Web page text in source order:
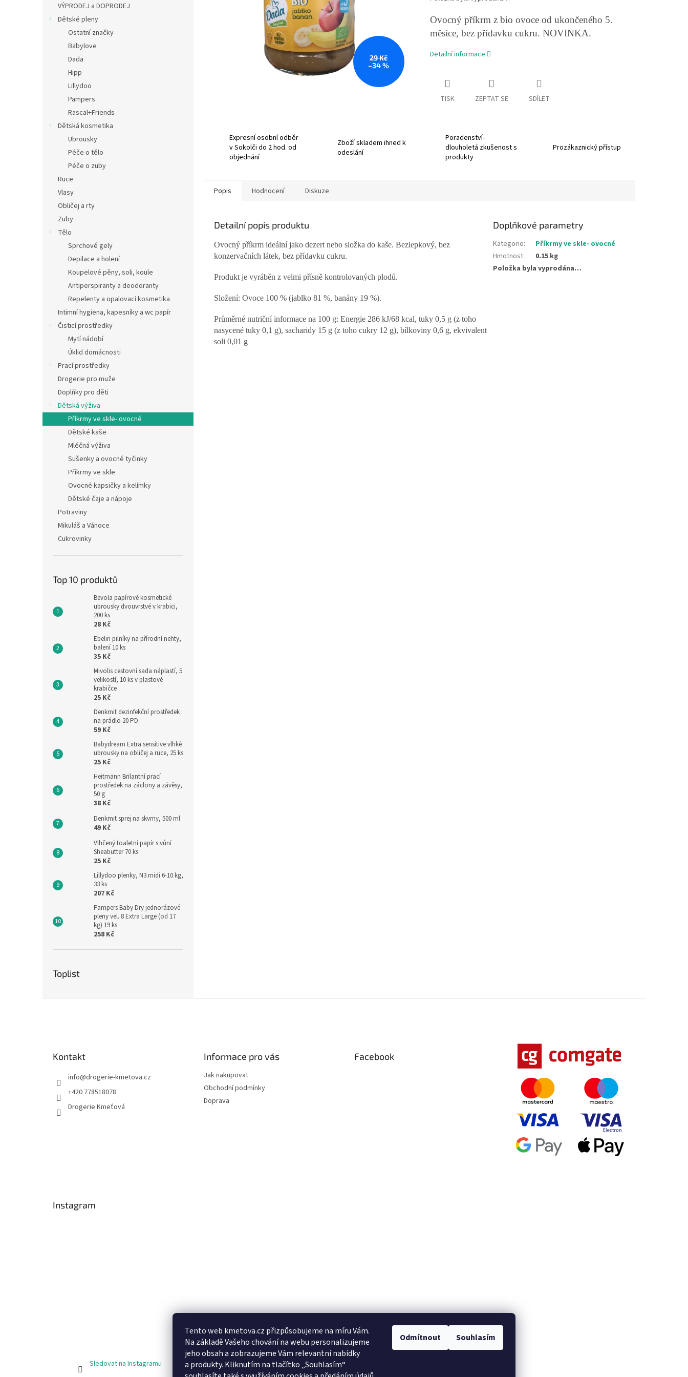
Tento web kmetova.cz přizpůsobujeme na míru Vám.
Na základě Vašeho chování na webu personalizujeme
jeho obsah a zobrazujeme Vám relevantní nabídky
a produkty. Kliknutím na tlačítko „Souhlasím“
Odmítnout Souhlasím
VÝPRODEJ a DOPRODEJ
Dětské pleny
Ostatní značky
Babylove
Dada
Hipp
Lillydoo
Pampers
Rascal+Friends
Dětská kosmetika
Ubrousky
Péče o tělo
Péče o zuby
Ruce
Vlasy
Obličej a rty
Zuby
Tělo
Sprchové gely
Depilace a holení
Koupelové pěny, soli, koule
Antiperspiranty a deodoranty
Repelenty a opalovací kosmetika
Intimní hygiena, kapesníky a wc papír
Čisticí prostředky
Mytí nádobí
Úklid domácnosti
Prací prostředky
Drogerie pro muže
Doplňky pro děti
Dětská výživa
Příkrmy ve skle- ovocné
Dětské kaše
Mléčná výživa
Sušenky a ovocné tyčinky
Příkrmy ve skle
Ovocné kapsičky a kelímky
Dětské čaje a nápoje
Potraviny
Mikuláš a Vánoce
Cukrovinky
Top 10 produktů
Bevola papírové kosmetické
ubrousky dvouvrstvé v krabici,
200 ks
28 Kč
Ebelin pilníky na přírodní nehty,
balení 10 ks
35 Kč
Mivolis cestovní sada náplastí, 5
velikostí, 10 ks v plastové
krabičce
25 Kč
Denkmit dezinfekční prostředek
na prádlo 20 PD
59 Kč
Babydream Extra sensitive vlhké
ubrousky na obličej a ruce, 25 ks
25 Kč
Heitmann Brilantní prací
prostředek na záclony a závěsy,
50 g
38 Kč
Denkmit sprej na skvrny, 500 ml
49 Kč
Vlhčený toaletní papír s vůní
Sheabutter 70 ks
25 Kč
Lillydoo plenky, N3 midi 6-10 kg,
33 ks
207 Kč
Pampers Baby Dry jednorázové
pleny vel. 8 Extra Large (od 17
kg) 19 ks
258 Kč
Toplist
29 Kč
–34 %
Ovocný příkrm z bio ovoce od ukončeného 5.
měsíce, bez přídavku cukru. NOVINKA.
Detailní informace
TISK ZEPTAT SE SDÍLET
Expresní osobní odběr
v Sokolči do 2 hod. od
objednání
Zboží skladem ihned k
odeslání
Poradenství-
dlouholetá zkušenost s
produkty
Prozákaznický přístup
Popis Hodnocení Diskuze
Detailní popis produktu
Ovocný příkrm ideální jako dezert nebo složka do kaše. Bezlepkový, bez
konzervačních látek, bez přídavku cukru.
Produkt je vyráběn z velmi přísně kontrolovaných plodů.
Složení: Ovoce 100 % (jablko 81 %, banány 19 %).
Průměrné nutriční informace na 100 g: Energie 286 kJ/68 kcal, tuky 0,5 g (z toho
nasycené tuky 0,1 g), sacharidy 15 g (z toho cukry 12 g), bílkoviny 0,6 g, ekvivalent
soli 0,01 g
Doplňkové parametry
Kategorie:
Příkrmy ve skle- ovocné
Hmotnost:
0.15 kg
Položka byla vyprodána…
Kontakt
info@drogerie-kmetova.cz
+420 778518078
Drogerie Kmeťová
Informace pro vás
Jak nakupovat
Obchodní podmínky
Doprava
Facebook
Instagram
Sledovat na Instagramu